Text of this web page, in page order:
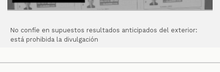
No confíe en supuestos resultados anticipados del exterior:
está prohibida la divulgación